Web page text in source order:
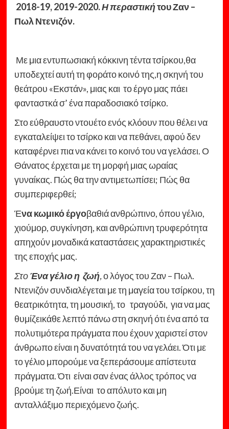
2018-19, 2019-2020.Η περαστικήτου Ζαν –
Πωλ Ντενιζόν.
Με μια εντυπωσιακή κόκκινη τέντα τσίρκου,θα
υποδεχτεί αυτή τη φοράτο κοινό της,η σκηνή του
θεάτρου «Εκστάν», μιας και το έργο μας πάει
φανταστκά σ’ ένα παραδοσιακό τσίρκο.
Στο εύθραυστο ντουέτο ενός κλόουν που θέλει να
εγκαταλείψει το τσίρκο και να πεθάνει, αφού δεν
καταφέρνει πια να κάνει το κοινό του να γελάσει. Ο
Θάνατος έρχεται με τη μορφή μιας ωραίας
γυναίκας. Πώς θα την αντιμετωπίσει; Πώς θα
συμπεριφερθεί;
Ένα κωμικό έργοβαθιά ανθρώπινο, όπου γέλιο,
χιούμορ, συγκίνηση, και ανθρώπινη τρυφερότητα
απηχούν μοναδικά καταστάσεις χαρακτηριστικές
της εποχής μας.
ΣτοΈνα γέλιο η ζωή,ο λόγος του Ζαν – Πωλ.
Ντενιζόν συνδιαλέγεται με τη μαγεία του τσίρκου, τη
θεατρικότητα, τη μουσική, το τραγούδι, για να μας
θυμίζεικάθε λεπτό πάνω στη σκηνή ότι ένα από τα
πολυτιμότερα πράγματα που έχουν χαριστεί στον
άνθρωπο είναι η δυνατότητά του να γελάει. Ότι με
το γέλιο μπορούμε να ξεπεράσουμε απίστευτα
πράγματα. Ότι είναι σαν ένας άλλος τρόπος να
βρούμε τη ζωή.Είναι το απόλυτο και μη
ανταλλάξιμο περιεχόμενο ζωής.